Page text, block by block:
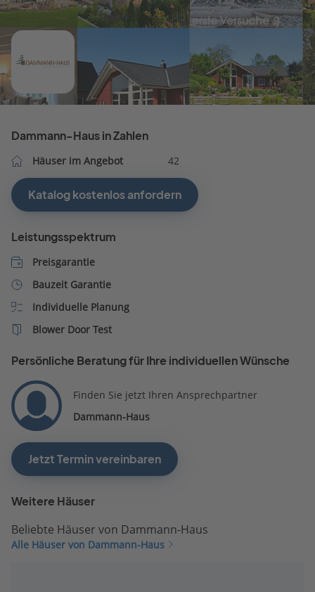
Dammann-Haus in Zahlen
Häuser im Angebot 42
Katalog kostenlos anfordern
Leistungsspektrum
Preisgarantie
Bauzeit Garantie
Individuelle Planung
Blower Door Test
Persönliche Beratung für Ihre individuellen Wünsche
Finden Sie jetzt Ihren Ansprechpartner
Dammann-Haus
Jetzt Termin vereinbaren
Weitere Häuser
Beliebte Häuser von Dammann-Haus
Alle Häuser von Dammann-Haus